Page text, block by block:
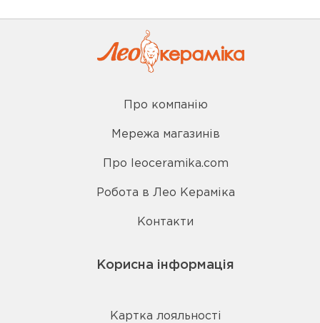
Про компанію
Мережа магазинів
Про leoceramika.com
Робота в Лео Кераміка
Контакти
Корисна інформація
Картка лояльності